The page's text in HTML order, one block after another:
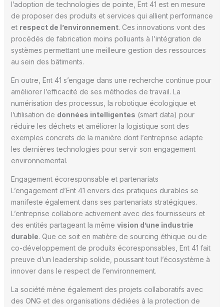
l’adoption de technologies de pointe, Ent 41 est en mesure
de proposer des produits et services qui allient performance
et respect de l’environnement. Ces innovations vont des
procédés de fabrication moins polluants à l’intégration de
systèmes permettant une meilleure gestion des ressources
au sein des bâtiments.
En outre, Ent 41 s’engage dans une recherche continue pour
améliorer l’efficacité de ses méthodes de travail. La
numérisation des processus, la robotique écologique et
l’utilisation de données intelligentes (smart data) pour
réduire les déchets et améliorer la logistique sont des
exemples concrets de la manière dont l’entreprise adapte
les dernières technologies pour servir son engagement
environnemental.
Engagement écoresponsable et partenariats
L’engagement d’Ent 41 envers des pratiques durables se
manifeste également dans ses partenariats stratégiques.
L’entreprise collabore activement avec des fournisseurs et
des entités partageant la même vision d’une industrie
durable. Que ce soit en matière de sourcing éthique ou de
co-développement de produits écoresponsables, Ent 41 fait
preuve d’un leadership solide, poussant tout l’écosystème à
innover dans le respect de l’environnement.
La société mène également des projets collaboratifs avec
des ONG et des organisations dédiées à la protection de